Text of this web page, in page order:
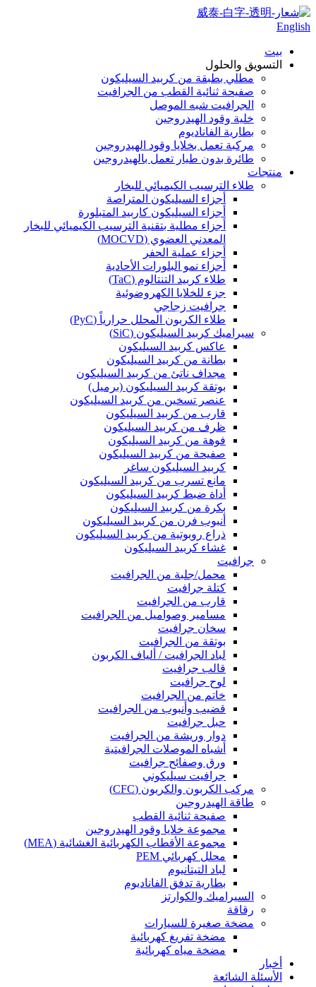
English
بيت
التسويق والحلول
مطلي بطبقة من كربيد السيليكون
صفيحة ثنائية القطب من الجرافيت
الجرافيت شبه الموصل
خلية وقود الهيدروجين
بطارية الفاناديوم
مركبة تعمل بخلايا وقود الهيدروجين
طائرة بدون طيار تعمل بالهيدروجين
منتجات
طلاء الترسيب الكيميائي للبخار
أجزاء السيليكون المتراصة
أجزاء السيليكون كاربيد المتبلورة
أجزاء مطلية بتقنية الترسيب الكيميائي للبخار
المعدني العضوي (MOCVD)
أجزاء عملية الحفر
أجزاء نمو البلورات الأحادية
طلاء كربيد التنتالوم (TaC)
جزء للخلايا الكهروضوئية
جرافيت زجاجي
طلاء الكربون المحلل حرارياً (PyC)
سيراميك كربيد السيليكون (SiC)
عاكس كربيد السيليكون
بطانة من كربيد السيليكون
مجداف ناتئ من كربيد السيليكون
بوتقة كربيد السيليكون (برميل)
عنصر تسخين من كربيد السيليكون
قارب من كربيد السيليكون
ظرف من كربيد السيليكون
فوهة من كربيد السيليكون
صفيحة من كربيد السيليكون
كربيد السيليكون ساغر
مانع تسرب من كربيد السيليكون
أداة ضبط كربيد السيليكون
بكرة من كربيد السيليكون
أنبوب فرن من كربيد السيليكون
ذراع روبوتية من كربيد السيليكون
غشاء كربيد السيليكون
جرافيت
محمل/جلبة من الجرافيت
كتلة جرافيت
قارب من الجرافيت
مسامير وصواميل من الجرافيت
سخان جرافيت
بوتقة من الجرافيت
لباد الجرافيت / ألياف الكربون
قالب جرافيت
لوح جرافيت
خاتم من الجرافيت
قضيب وأنبوب من الجرافيت
حبل جرافيت
دوار وريشة من الجرافيت
أشباه الموصلات الجرافيتية
ورق وصفائح جرافيت
جرافيت سيليكوني
مركب الكربون والكربون (CFC)
طاقة الهيدروجين
صفيحة ثنائية القطب
مجموعة خلايا وقود الهيدروجين
مجموعة الأقطاب الكهربائية الغشائية (MEA)
محلل كهربائي PEM
لباد التيتانيوم
بطارية تدفق الفاناديوم
السيراميك والكوارتز
رقاقة
مضخة صغيرة للسيارات
مضخة تفريغ كهربائية
مضخة مياه كهربائية
أخبار
الأسئلة الشائعة